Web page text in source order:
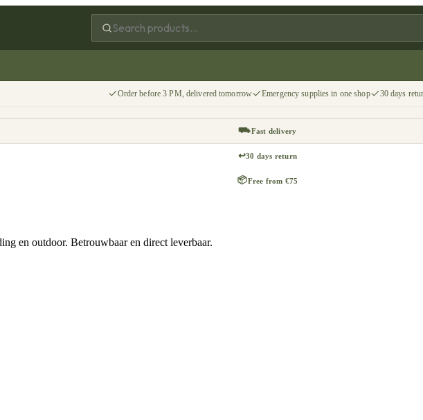
Order before 3 PM, delivered tomorrow Emergency supplies in one shop 30 days
⛟Fast delivery
↩30 days return
📦Free from €75
en outdoor. Betrouwbaar en direct leverbaar.